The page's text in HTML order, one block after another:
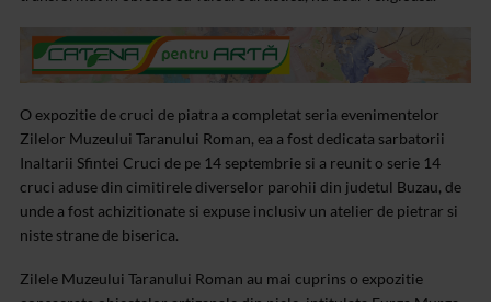
O expozitie de cruci de piatra a completat seria evenimentelor
Zilelor Muzeului Taranului Roman, ea a fost dedicata sarbatorii
Inaltarii Sfintei Cruci de pe 14 septembrie si a reunit o serie 14
cruci aduse din cimitirele diverselor parohii din judetul Buzau, de
unde a fost achizitionate si expuse inclusiv un atelier de pietrar si
niste strane de biserica.
Zilele Muzeului Taranului Roman au mai cuprins o expozitie